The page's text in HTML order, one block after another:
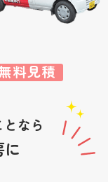
料見積
なら